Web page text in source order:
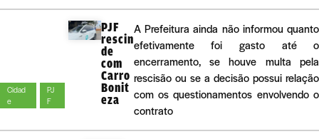
Cidad
e
PJ
F
PJF
rescin
de
com
Carro
Bonit
eza
A Prefeitura ainda não informou quanto
efetivamente foi gasto até o
encerramento, se houve multa pela
rescisão ou se a decisão possui relação
com os questionamentos envolvendo o
contrato